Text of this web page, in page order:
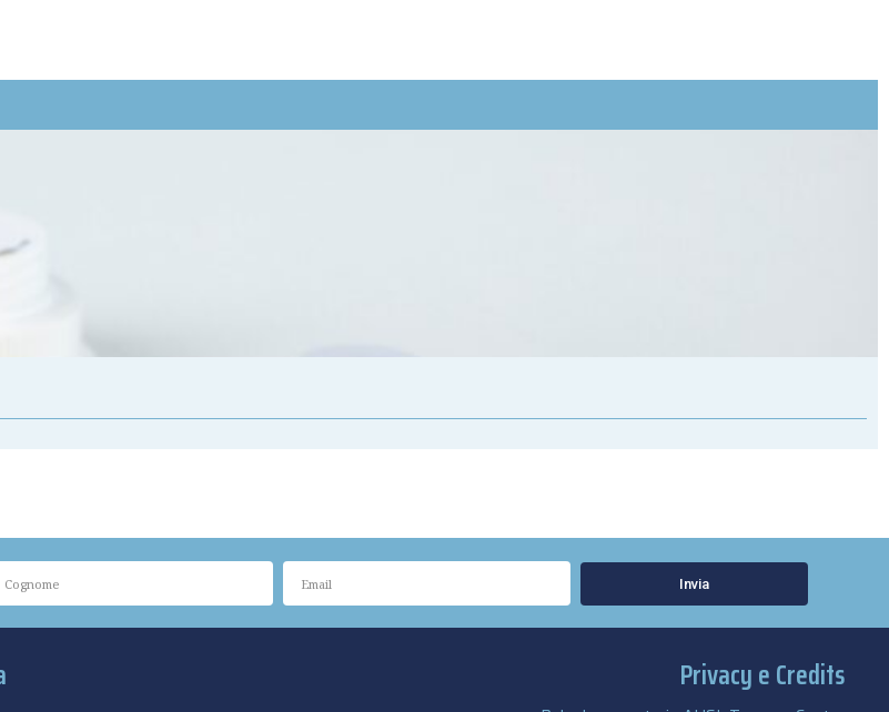
Invia
Privacy e Credits